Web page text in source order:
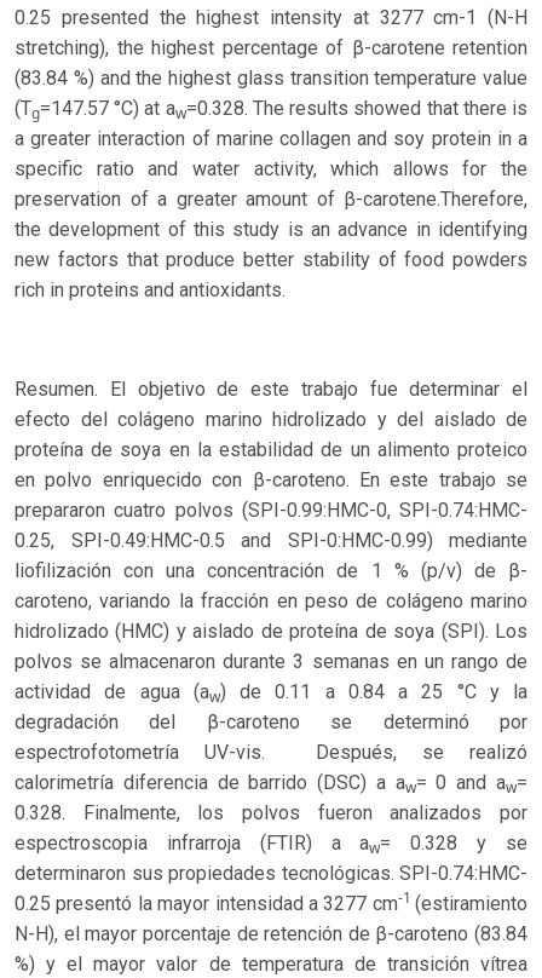
0.25 presented the highest intensity at 3277 cm-1 (N-H
stretching), the highest percentage of β-carotene retention
(83.84 %) and the highest glass transition temperature value
(Tg=147.57 °C) at aw=0.328. The results showed that there is
a greater interaction of marine collagen and soy protein in a
specific ratio and water activity, which allows for the
preservation of a greater amount of β-carotene.Therefore,
the development of this study is an advance in identifying
new factors that produce better stability of food powders
rich in proteins and antioxidants.
Resumen. El objetivo de este trabajo fue determinar el
efecto del colágeno marino hidrolizado y del aislado de
proteína de soya en la estabilidad de un alimento proteico
en polvo enriquecido con β-caroteno. En este trabajo se
prepararon cuatro polvos (SPI-0.99:HMC-0, SPI-0.74:HMC-
0.25, SPI-0.49:HMC-0.5 and SPI-0:HMC-0.99) mediante
liofilización con una concentración de 1 % (p/v) de β-
caroteno, variando la fracción en peso de colágeno marino
hidrolizado (HMC) y aislado de proteína de soya (SPI). Los
polvos se almacenaron durante 3 semanas en un rango de
actividad de agua (aw) de 0.11 a 0.84 a 25 °C y la
degradación del β-caroteno se determinó por
espectrofotometría UV-vis. Después, se realizó
calorimetría diferencia de barrido (DSC) a aw= 0 and aw=
0.328. Finalmente, los polvos fueron analizados por
espectroscopia infrarroja (FTIR) a aw= 0.328 y se
determinaron sus propiedades tecnológicas. SPI-0.74:HMC-
0.25 presentó la mayor intensidad a 3277 cm-1 (estiramiento
N-H), el mayor porcentaje de retención de β-caroteno (83.84
%) y el mayor valor de temperatura de transición vítrea